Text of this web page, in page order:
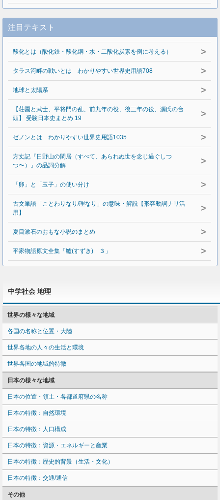
注目テキスト
酸化とは（酸化鉄・酸化銅・水・二酸化炭素を例に考える） >
タラス河畔の戦いとは わかりやすい世界史用語708 >
地球と太陽系 >
【荘園と武士、平将門の乱、前九年の役、後三年の役、源氏の台
頭】 受験日本史まとめ 19
>
ゼノンとは わかりやすい世界史用語1035 >
方丈記『日野山の閑居（すべて、あられぬ世を念じ過ぐしつ
つ〜）』の品詞分解
>
「卵」と「玉子」の使い分け >
古文単語「ことわりなり/理なり」の意味・解説【形容動詞ナリ活
用】
>
夏目漱石のおもな小説のまとめ >
平家物語原文全集「鱸(すずき) ３」 >
中学社会 地理
世界の様々な地域
各国の名称と位置・大陸
世界各地の人々の生活と環境
世界各国の地域的特徴
日本の様々な地域
日本の位置・領土・各都道府県の名称
日本の特徴：自然環境
日本の特徴：人口構成
日本の特徴：資源・エネルギーと産業
日本の特徴：歴史的背景（生活・文化）
日本の特徴：交通/通信
その他